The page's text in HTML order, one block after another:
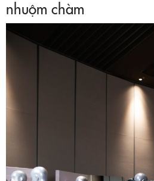
nhuộm chàm